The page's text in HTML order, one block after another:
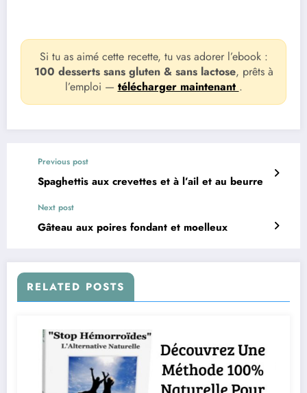
Si tu as aimé cette recette, tu vas adorer l’ebook :
100 desserts sans gluten & sans lactose, prêts à
l’emploi — télécharger maintenant .
Previous post
Spaghettis aux crevettes et à l’ail et au beurre
Next post
Gâteau aux poires fondant et moelleux
RELATED POSTS